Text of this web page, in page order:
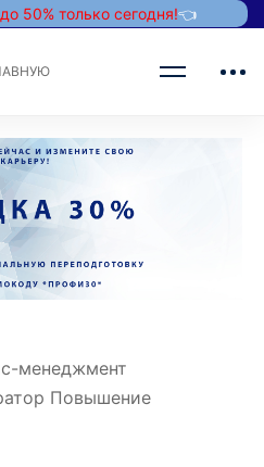
50% только сегодня!👈
менеджмент
Повышение